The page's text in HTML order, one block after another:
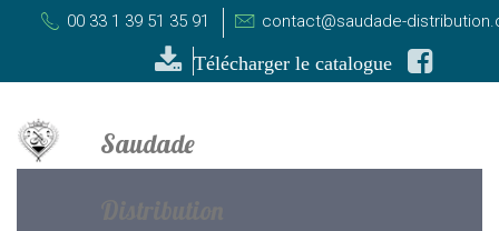
00 33 1 39 51 35 91 contact@saudade-
Télécharger le catalogue